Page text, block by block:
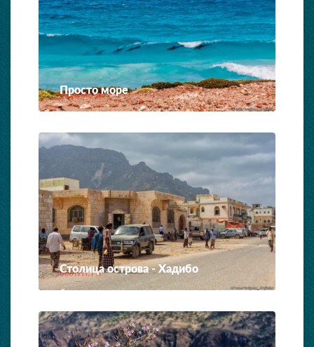
Просто море
Столица острова - Хадибо